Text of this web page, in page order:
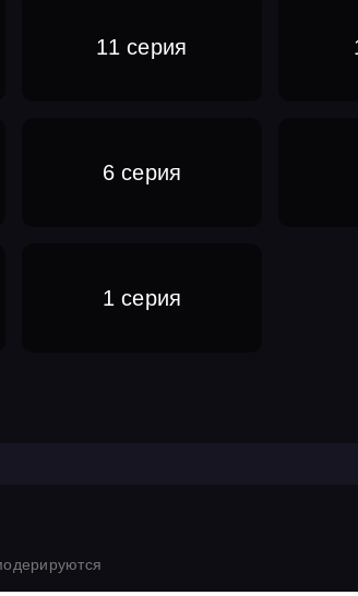
11 серия
6 серия
1 серия